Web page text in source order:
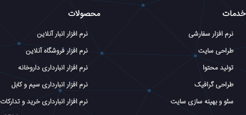
خدمات
نرم افزار سفارشی
طراحی سایت
تولید محتوا
طراحی گرافیک
سئو و بهینه سازی سایت
محصولات
نرم افزار انبار آنلاین
نرم افزار فروشگاه آنلاین
نرم افزار انبارداری داروخانه
نرم افزار انبارداری سیم و کابل
نرم افزار انبارداری خرید و تدارکات